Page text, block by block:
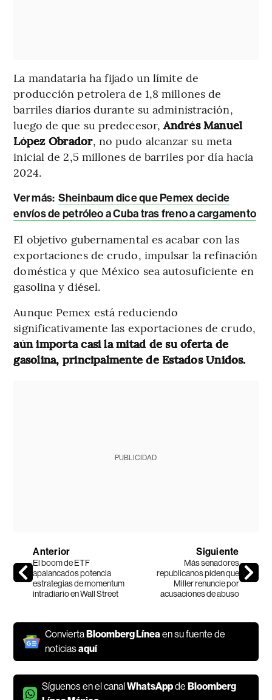
La mandataria ha fijado un límite de
producción petrolera de 1,8 millones de
barriles diarios durante su administración,
luego de que su predecesor, Andrés Manuel
López Obrador, no pudo alcanzar su meta
inicial de 2,5 millones de barriles por día hacia
2024.
Ver más: Sheinbaum dice que Pemex decide
envíos de petróleo a Cuba tras freno a cargamento
El objetivo gubernamental es acabar con las
exportaciones de crudo, impulsar la refinación
doméstica y que México sea autosuficiente en
gasolina y diésel.
Aunque Pemex está reduciendo
significativamente las exportaciones de crudo,
aún importa casi la mitad de su oferta de
gasolina, principalmente de Estados Unidos.
PUBLICIDAD
Anterior
El boom de ETF
apalancados potencia
estrategias de momentum
intradiario en Wall Street
Siguiente
Más senadores
republicanos piden que
Miller renuncie por
acusaciones de abuso
ConviertaBloomberg Líneaen su fuente de
noticiasaquí
Síguenos en el canalWhatsAppdeBloomberg